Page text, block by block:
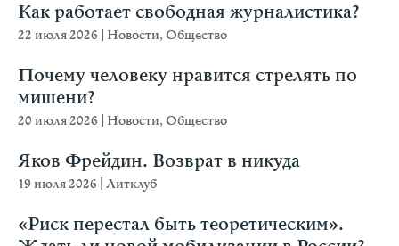
Как работает свободная журналистика?
22 июля 2026 Новости,Общество
Почему человеку нравится стрелять по
мишени?
20 июля 2026 Новости,Общество
Яков Фрейдин. Возврат в никуда
19 июля 2026 Литклуб
«Риск перестал быть теоретическим».